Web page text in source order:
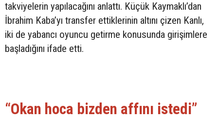
takviyelerin yapılacağını anlattı. Küçük Kaymaklı’dan
İbrahim Kaba’yı transfer ettiklerinin altını çizen Kanlı,
iki de yabancı oyuncu getirme konusunda girişimlere
başladığını ifade etti.
“Okan hoca bizden affını istedi”